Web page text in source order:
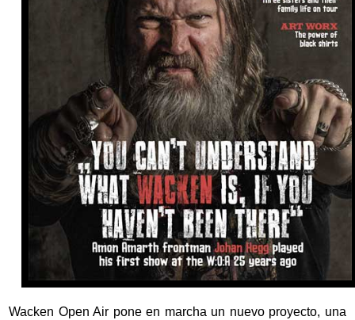
Wacken Open Air pone en marcha un nuevo proyecto, una